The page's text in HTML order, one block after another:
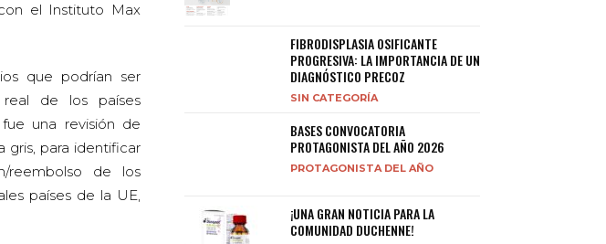
el Instituto Max
que podrían ser
de los países
una revisión de
gris, para identificar
reembolso de los
países de la UE,
FIBRODISPLASIA OSIFICANTE
PROGRESIVA: LA IMPORTANCIA DE UN
DIAGNÓSTICO PRECOZ
SIN CATEGORÍA
BASES CONVOCATORIA
PROTAGONISTA DEL AÑO 2026
PROTAGONISTA DEL AÑO
¡UNA GRAN NOTICIA PARA LA
COMUNIDAD DUCHENNE!